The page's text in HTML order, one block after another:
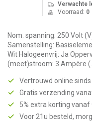
Verwachte
Voorraad: 0
Nom. spanning: 250 Volt
Samenstelling:
Wit Halogeenvrij: Ja
(meet)stroom: 3 Ampère (...
Vertrouwd online sinds
Gratis verzending
5% extra korting vanaf
Voor 21u besteld,